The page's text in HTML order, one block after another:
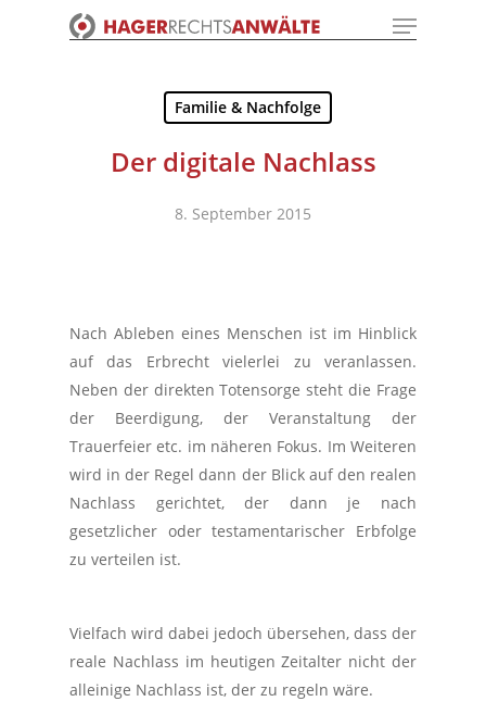
Menu
Familie & Nachfolge
Der digitale Nachlass
8. September 2015
Nach Ableben eines Menschen ist im Hinblick
auf das Erbrecht vielerlei zu veranlassen.
Neben der direkten Totensorge steht die Frage
der Beerdigung, der Veranstaltung der
Trauerfeier etc. im näheren Fokus. Im Weiteren
wird in der Regel dann der Blick auf den realen
Nachlass gerichtet, der dann je nach
gesetzlicher oder testamentarischer Erbfolge
zu verteilen ist.
Vielfach wird dabei jedoch übersehen, dass der
reale Nachlass im heutigen Zeitalter nicht der
alleinige Nachlass ist, der zu regeln wäre.